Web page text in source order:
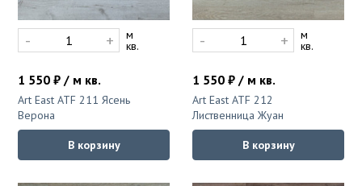
1 550 ₽ / м кв.
Art East ATF 211 Ясень
Верона
- + м
кв.
В корзину
1 550 ₽ / м кв.
Art East ATF 212
Лиственница Жуан
- + м
кв.
В корзину